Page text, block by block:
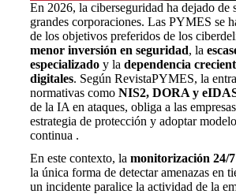
En 2026, la ciberseguridad ha dejado de
grandes corporaciones. Las PYMES se
de los objetivos preferidos de los
menor inversión en seguridad, la
especializado y la dependencia
digitales. Según RevistaPYMES, la
normativas como NIS2, DORA y
de la IA en ataques, obliga a las
estrategia de protección y adoptar
continua .
En este contexto, la monitorización 24/7
la única forma de detectar amenazas en
un incidente paralice la actividad de la